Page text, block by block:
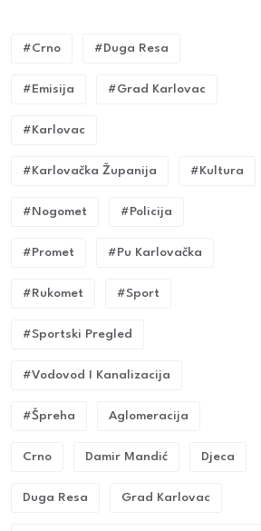
#crno #duga Resa
#emisija #grad Karlovac
#karlovac
#karlovačka Županija #kultura
#nogomet #policija
#promet #pu Karlovačka
#rukomet #sport
#sportski Pregled
#vodovod I Kanalizacija
#Špreha Aglomeracija
Crno Damir Mandić Djeca
Duga Resa Grad Karlovac